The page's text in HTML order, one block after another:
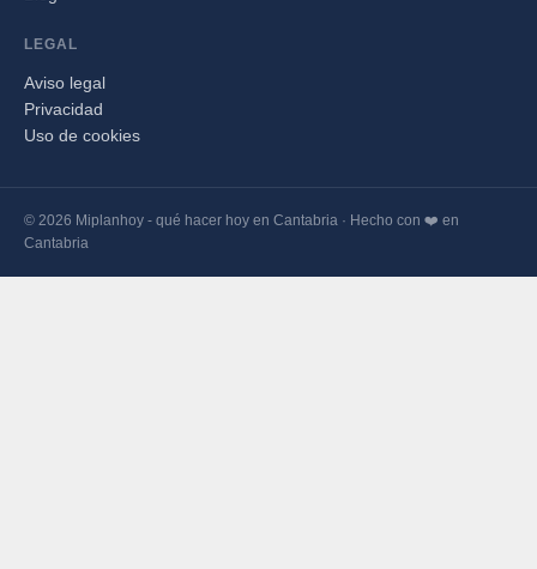
LEGAL
Aviso legal
Privacidad
Uso de cookies
© 2026 Miplanhoy - qué hacer hoy en Cantabria · Hecho con ❤️ en
Cantabria